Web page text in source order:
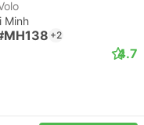
Minh
+2
4.7